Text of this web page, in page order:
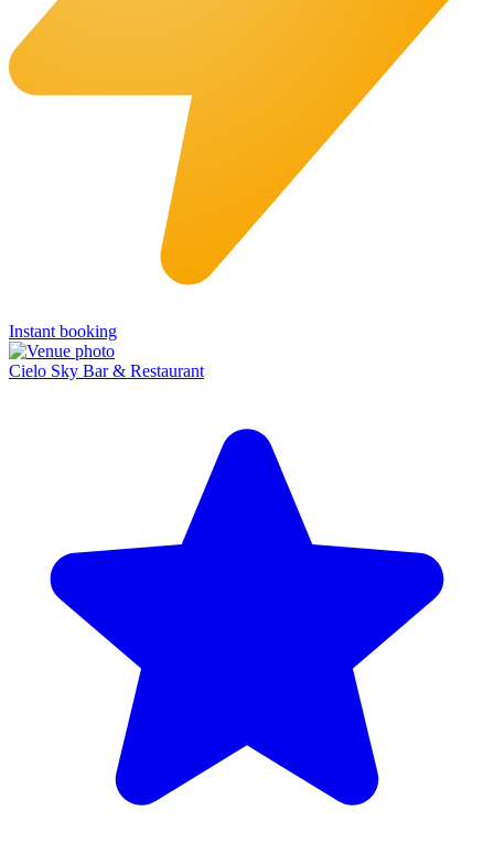
Instant booking
Cielo Sky Bar & Restaurant